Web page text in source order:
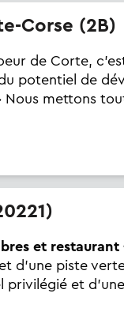
Corse (2B)
de Corte,
potentiel de
Nous mettons
et
d'une piste
privilégié et